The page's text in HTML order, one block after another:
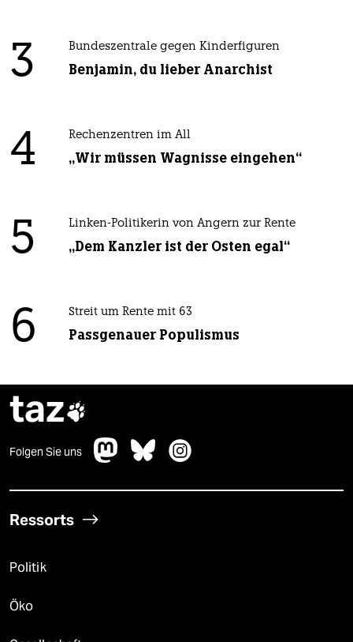
3 Bundeszentrale gegen Kinderfiguren
Benjamin, du lieber Anarchist
4 Rechenzentren im All
„Wir müssen Wagnisse eingehen“
5 Linken-Politikerin von Angern zur Rente
„Dem Kanzler ist der Osten egal“
6 Streit um Rente mit 63
Passgenauer Populismus
taz
Folgen Sie uns
Ressorts
Politik
Öko